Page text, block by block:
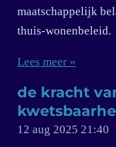
maatschappelijk
thuis-wonenbeleid.
Lees meer »
de kracht
12 aug 2025 21:40